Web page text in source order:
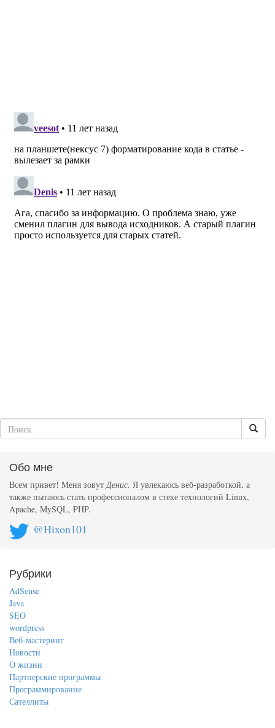
Обо мне
Всем привет! Меня зовутДенис. Я увлекаюсь веб-разработкой, а
также пытаюсь стать профессионалом в стеке технологий Linux,
Apache, MySQL, PHP.
@Hixon101
Рубрики
AdSense
Java
SEO
wordpress
Веб-мастеринг
Новости
О жизни
Партнерские программы
Программирование
Сателлиты